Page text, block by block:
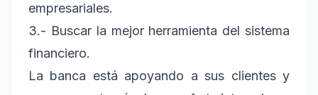
empresariales.
3.- Buscar la mejor herramienta del sistema
financiero.
La banca está apoyando a sus clientes y